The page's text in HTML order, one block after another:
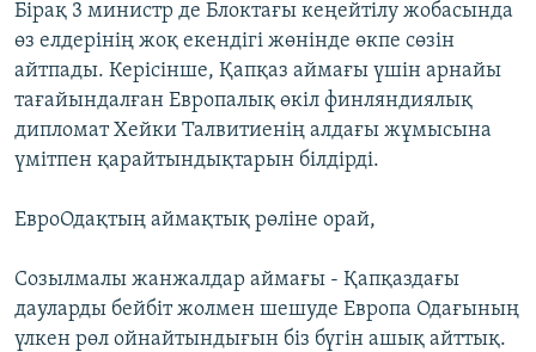
Бірақ 3 министр де Блоктағы кеңейтілу жобасында
өз елдерінің жоқ екендігі жөнінде өкпе сөзін
айтпады. Керісінше, Қапқаз аймағы үшін арнайы
тағайындалған Европалық өкіл финляндиялық
дипломат Хейки Талвитиенің алдағы жұмысына
үмітпен қарайтындықтарын білдірді.
ЕвроОдақтың аймақтық рөліне орай,
Созылмалы жанжалдар аймағы - Қапқаздағы
дауларды бейбіт жолмен шешуде Европа Одағының
үлкен рөл ойнайтындығын біз бүгін ашық айттық.